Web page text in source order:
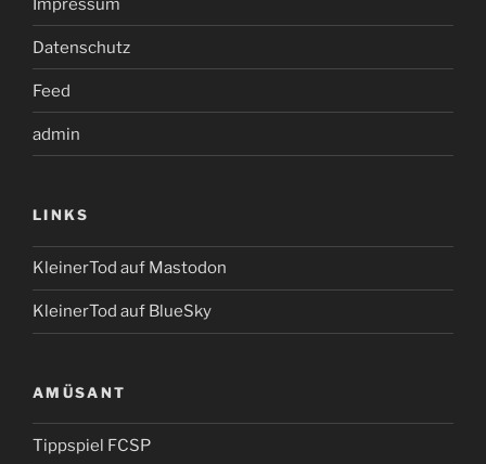
Impressum
Datenschutz
Feed
admin
LINKS
KleinerTod auf Mastodon
KleinerTod auf BlueSky
AMÜSANT
Tippspiel FCSP